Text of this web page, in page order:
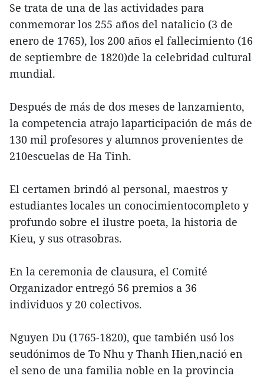
Se trata de una de las actividades para
conmemorar los 255 años del natalicio (3 de
enero de 1765), los 200 años el fallecimiento (16
de septiembre de 1820)de la celebridad cultural
mundial.
Después de más de dos meses de lanzamiento,
la competencia atrajo laparticipación de más de
130 mil profesores y alumnos provenientes de
210escuelas de Ha Tinh.
El certamen brindó al personal, maestros y
estudiantes locales un conocimientocompleto y
profundo sobre el ilustre poeta, la historia de
Kieu, y sus otrasobras.
En la ceremonia de clausura, el Comité
Organizador entregó 56 premios a 36
individuos y 20 colectivos.
Nguyen Du (1765-1820), que también usó los
seudónimos de To Nhu y Thanh Hien,nació en
el seno de una familia noble en la provincia